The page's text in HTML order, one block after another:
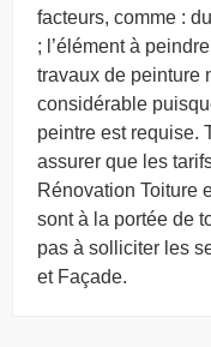
facteurs, comme :
; l’élément à
travaux de peinture
considérable
peintre est requise.
assurer que les
Rénovation Toiture
sont à la portée de
pas à solliciter les
et Façade.